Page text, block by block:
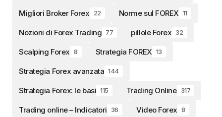
Migliori Broker Forex 22 Norme sul FOREX 11
Nozioni di Forex Trading 77 pillole Forex 32
Scalping Forex 8 Strategia FOREX 13
Strategia Forex avanzata 144
Strategia Forex: le basi 115 Trading Online 317
Trading online – Indicatori 36 Video Forex 8